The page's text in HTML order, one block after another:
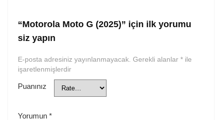
“Motorola Moto G (2025)” için ilk yorumu
siz yapın
E-posta adresiniz yayınlanmayacak. Gerekli alanlar * ile
işaretlenmişlerdir
Puanınız
Yorumun *